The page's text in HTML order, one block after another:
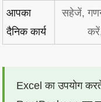
आपका
दैनिक कार्य
सहेजें,
Excel का उपयोग